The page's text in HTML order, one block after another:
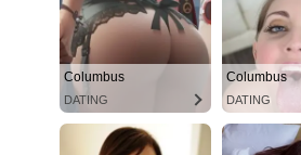
Columbus
DATING
Columbus
DATING